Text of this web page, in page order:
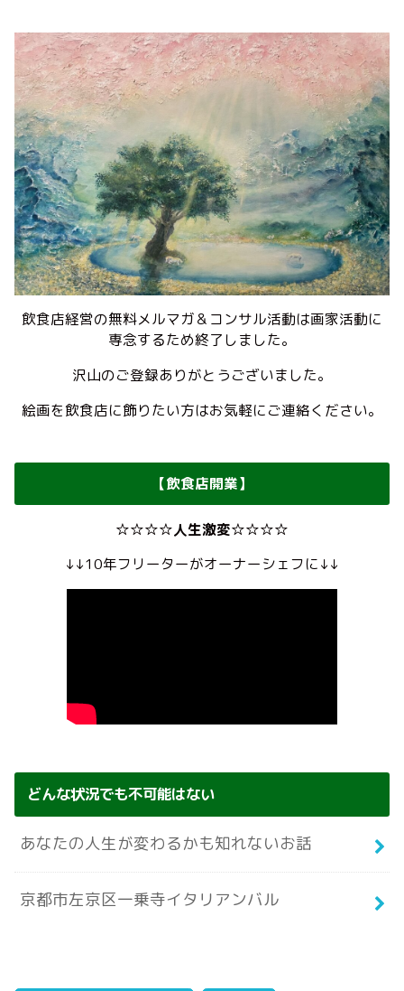
飲食店経営の無料メルマガ＆コンサル活動は画家活動に
専念するため終了しました。
沢山のご登録ありがとうございました。
絵画を飲食店に飾りたい方はお気軽にご連絡ください。
【飲食店開業】
☆☆☆☆人生激変☆☆☆☆
↓↓10年フリーターがオーナーシェフに↓↓
どんな状況でも不可能はない
あなたの人生が変わるかも知れないお話
京都市左京区一乗寺イタリアンバル